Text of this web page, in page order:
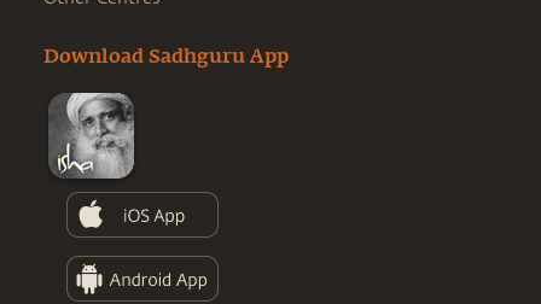
Download Sadhguru App